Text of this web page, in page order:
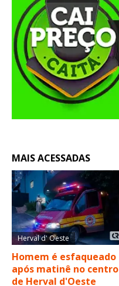
MAIS ACESSADAS
Herval d' Oeste
Homem é esfaqueado
após matinê no centro
de Herval d'Oeste